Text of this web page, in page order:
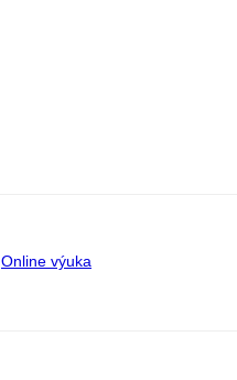
Online výuka